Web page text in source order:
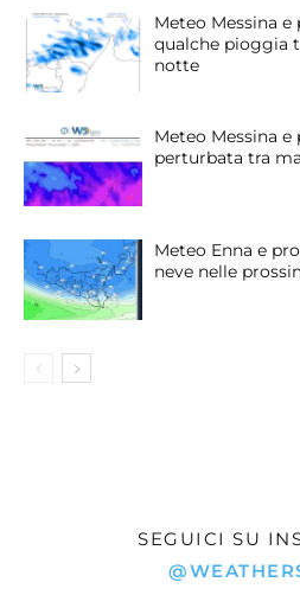
Meteo Messina
qualche pioggia
notte
Meteo Messina
perturbata tra
Meteo Enna e
neve nelle
SEGUICI SU